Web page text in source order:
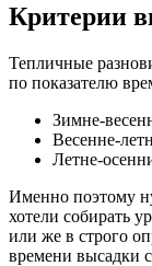
Критерии
Тепличные
по показателю
Зимне-
Весенне-
Летне-
Именно поэтому
хотели собирать
или же в строго
времени высадки